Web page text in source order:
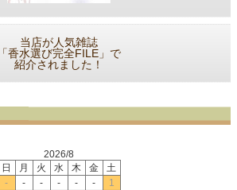
当店が人気雑誌
「香水選び完全FILE」で
紹介されました！
2026/8
日
月 火 水 木 金
土
-
- - - - -
1